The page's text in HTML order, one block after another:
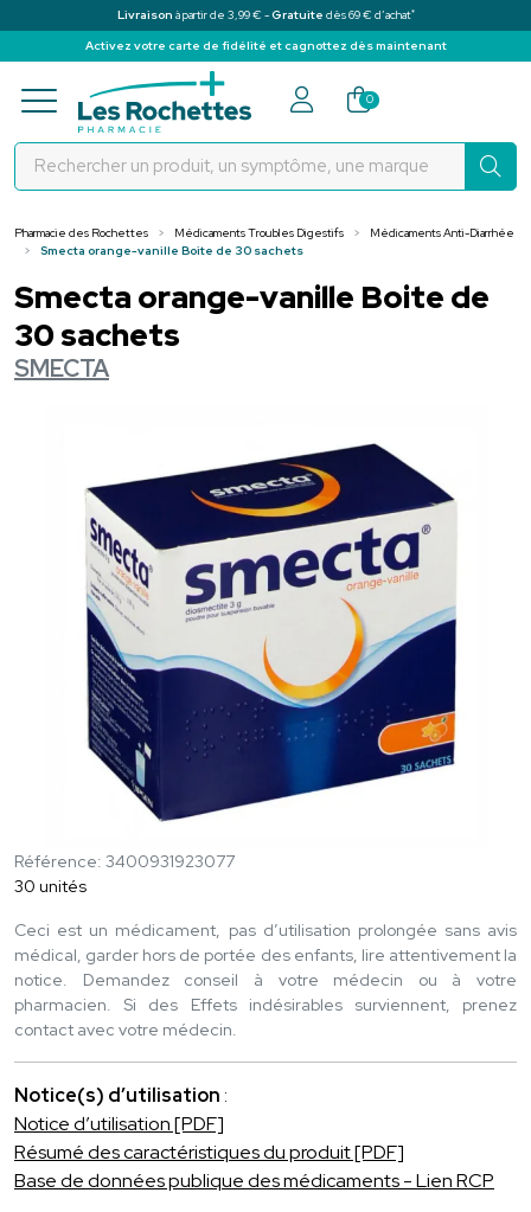
Livraison à partir de 3,99 € -Gratuite dès 69 € d’achat*
Activez votre carte de fidélité et cagnottez dès maintenant
Pharmacie des Rochettes Votre
0
Pharmacie des Rochettes Médicaments Troubles Digestifs
Médicaments Anti-Diarrhée
Smecta orange-vanille Boite de 30 sachets
Smecta orange-vanille Boite de
30 sachets
SMECTA
Référence: 3400931923077
30 unités
Ceci est un médicament, pas d’utilisation prolongée sans avis
médical, garder hors de portée des enfants, lire attentivement la
notice. Demandez conseil à votre médecin ou à votre
pharmacien. Si des Effets indésirables surviennent, prenez
contact avec votre médecin.
Notice(s) d’utilisation :
Notice d’utilisation [PDF]
Résumé des caractéristiques du produit [PDF]
Base de données publique des médicaments - Lien RCP